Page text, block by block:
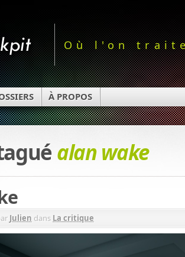
Où l'on
À PROPOS
alan wake
Julien dans La critique